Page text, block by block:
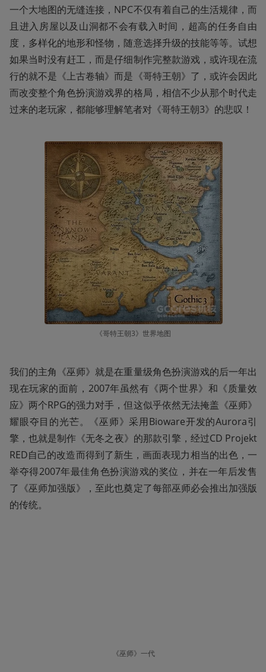
一个大地图的无缝连接，NPC不仅有着自己的生活规律，而
且进入房屋以及山洞都不会有载入时间，超高的任务自由
度，多样化的地形和怪物，随意选择升级的技能等等。试想
如果当时没有赶工，而是仔细制作完整款游戏，或许现在流
行的就不是《上古卷轴》而是《哥特王朝》了，或许会因此
而改变整个角色扮演游戏界的格局，相信不少从那个时代走
过来的老玩家，都能够理解笔者对《哥特王朝3》的悲叹！
《哥特王朝3》世界地图
我们的主角《巫师》就是在重量级角色扮演游戏的后一年出
现在玩家的面前，2007年虽然有《两个世界》和《质量效
应》两个RPG的强力对手，但这似乎依然无法掩盖《巫师》
耀眼夺目的光芒。《巫师》采用Bioware开发的Aurora引
擎，也就是制作《无冬之夜》的那款引擎，经过CD Projekt
RED自己的改造而得到了新生，画面表现力相当的出色，一
举夺得2007年最佳角色扮演游戏的奖位，并在一年后发售
了《巫师加强版》，至此也奠定了每部巫师必会推出加强版
的传统。
《巫师》一代